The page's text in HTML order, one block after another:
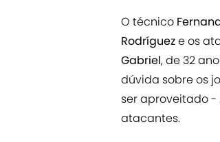
O técnico
Rodrígueze os
Gabriel, de 32
dúvida sobre os
ser aproveitado -
atacantes.